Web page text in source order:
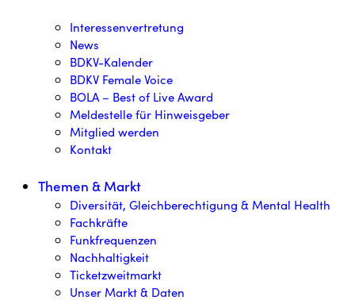
Interessenvertretung
News
BDKV-Kalender
BDKV Female Voice
BOLA – Best of Live Award
Meldestelle für Hinweisgeber
Mitglied werden
Kontakt
Themen & Markt
Diversität, Gleichberechtigung & Mental Health
Fachkräfte
Funkfrequenzen
Nachhaltigkeit
Ticketzweitmarkt
Unser Markt & Daten